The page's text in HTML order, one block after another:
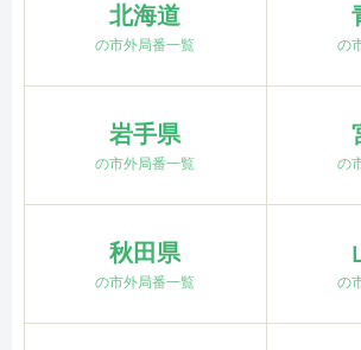
北海道
の市外局番一覧 の
岩手県
の市外局番一覧 の
秋田県
の市外局番一覧 の